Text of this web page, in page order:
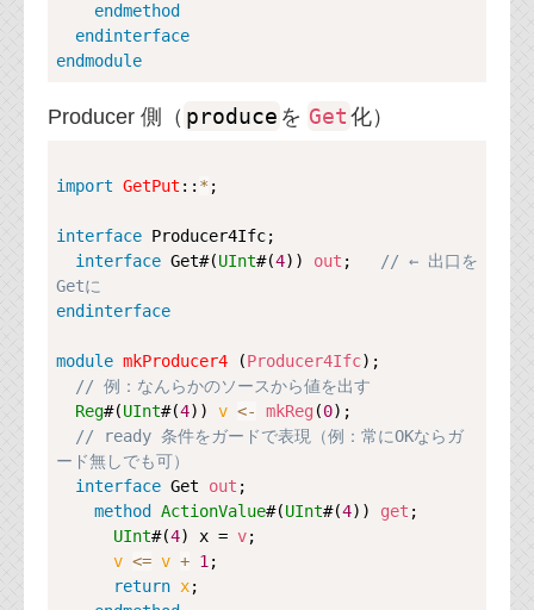
endmethod
endinterface
endmodule
Producer 側（ produce を Get 化）
import GetPut :: * ;
interface Producer4Ifc;
interface Get#(UInt#(4)) out ;
// ← 出口を
Getに
endinterface
module mkProducer4 (Producer4Ifc);
// 例：なんらかのソースから値を出す
Reg#(UInt#(4)) v <- mkReg (0);
// ready 条件をガードで表現（例：常にOKならガ
ード無しでも可）
interface Get out ;
method
ActionValue#(UInt#(4)) get ;
UInt#(4) x = v;
v <= v + 1 ;
return x;